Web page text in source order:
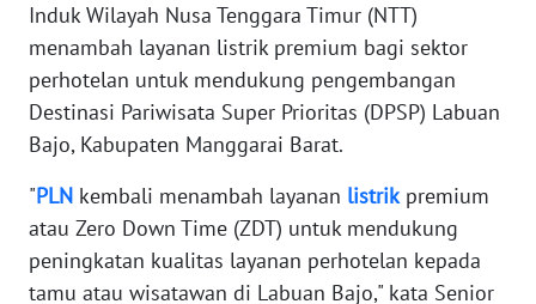
Induk Wilayah Nusa Tenggara Timur (NTT)
menambah layanan listrik premium bagi sektor
perhotelan untuk mendukung pengembangan
Destinasi Pariwisata Super Prioritas (DPSP) Labuan
Bajo, Kabupaten Manggarai Barat.
"PLN kembali menambah layanan listrikpremium
atau Zero Down Time (ZDT) untuk mendukung
peningkatan kualitas layanan perhotelan kepada
tamu atau wisatawan di Labuan Bajo," kata Senior
TENTANG
KAMI
PEDOMAN
SIBER
REDAKSI